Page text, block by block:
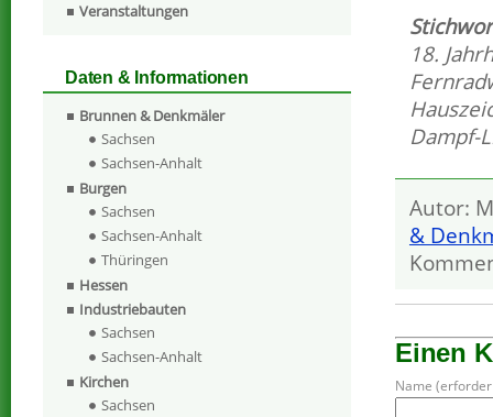
18.
Dampf-
Autor:
&
Einen
Name
Veranstaltungen
Daten & Informationen
Brunnen & Denkmäler
Sachsen
Sachsen-Anhalt
Burgen
Sachsen
Sachsen-Anhalt
Thüringen
Hessen
Industriebauten
Sachsen
Sachsen-Anhalt
Kirchen
Sachsen